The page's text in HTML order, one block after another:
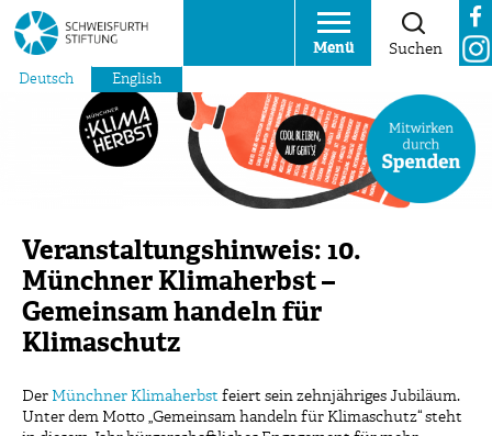
Menü Suchen
Deutsch English
Veranstaltungshinweis: 10.
Münchner Klimaherbst –
Gemeinsam handeln für
Klimaschutz
Der Münchner Klimaherbst feiert sein zehnjähriges Jubiläum.
Unter dem Motto „Gemeinsam handeln für Klimaschutz“ steht